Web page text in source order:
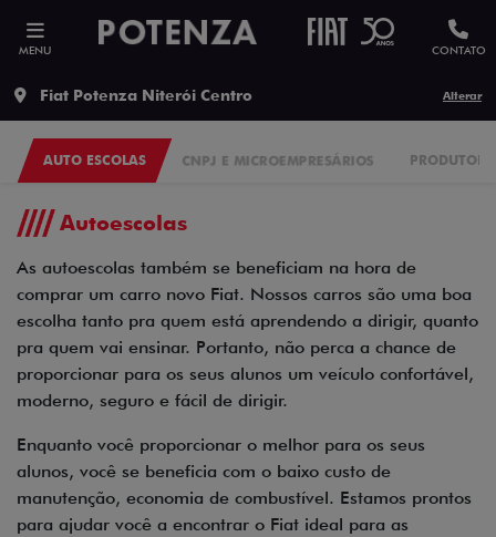
MENU CONTATO
Fiat Potenza Niterói Centro Alterar
CNPJ E MICROEMPRESÁRIOS
AUTO ESCOLAS
Autoescolas
As autoescolas também se beneficiam na hora de
comprar um carro novo Fiat. Nossos carros são uma boa
escolha tanto pra quem está aprendendo a dirigir, quanto
pra quem vai ensinar. Portanto, não perca a chance de
proporcionar para os seus alunos um veículo confortável,
moderno, seguro e fácil de dirigir.
Enquanto você proporcionar o melhor para os seus
alunos, você se beneficia com o baixo custo de
manutenção, economia de combustível. Estamos prontos
para ajudar você a encontrar o Fiat ideal para as